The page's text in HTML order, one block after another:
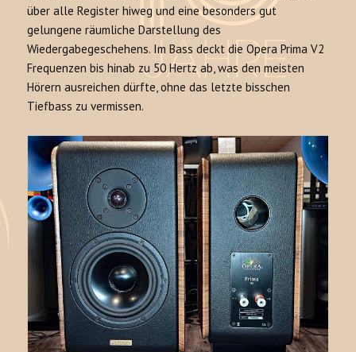
über alle Register hiweg und eine besonders gut
gelungene räumliche Darstellung des
Wiedergabegeschehens. Im Bass deckt die Opera Prima V2
Frequenzen bis hinab zu 50 Hertz ab, was den meisten
Hörern ausreichen dürfte, ohne das letzte bisschen
Tiefbass zu vermissen.